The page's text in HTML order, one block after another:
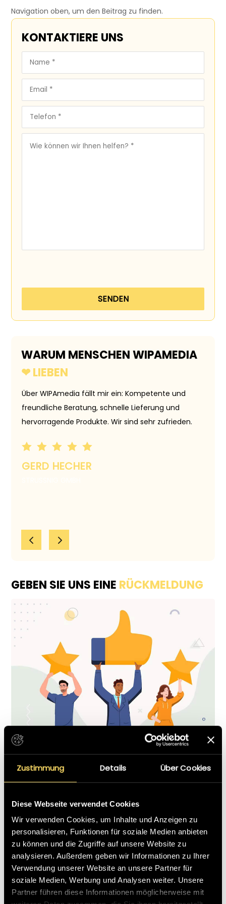
Zustimmung Details Über Cookies
Diese Webseite verwendet Cookies
Wir verwenden Cookies, um Inhalte und Anzeigen zu
personalisieren, Funktionen für soziale Medien anbieten
zu können und die Zugriffe auf unsere Website zu
analysieren. Außerdem geben wir Informationen zu Ihrer
Verwendung unserer Website an unsere Partner für
soziale Medien, Werbung und Analysen weiter. Unsere
Partner führen diese Informationen möglicherweise mit
Navigation oben, um den Beitrag zu finden.
KONTAKTIERE UNS
WARUM MENSCHEN WIPAMEDIA
❤ LIEBEN
Über WIPAmedia fällt mir ein: Kompetente und
freundliche Beratung, schnelle Lieferung und
hervorragende Produkte. Wir sind sehr zufrieden.
GERD HECHER
4 5
GEBEN SIE UNS EINE RÜCKMELDUNG
Geben Sie uns eine Rückmeldung